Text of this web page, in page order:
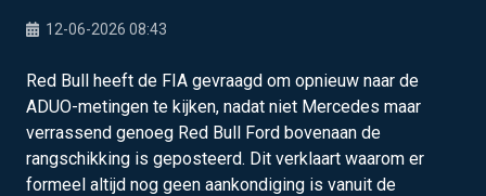
12-06-2026 08:43
Red Bull heeft de FIA gevraagd om opnieuw naar de
ADUO-metingen te kijken, nadat niet Mercedes maar
verrassend genoeg Red Bull Ford bovenaan de
rangschikking is geposteerd. Dit verklaart waarom er
formeel altijd nog geen aankondiging is vanuit de